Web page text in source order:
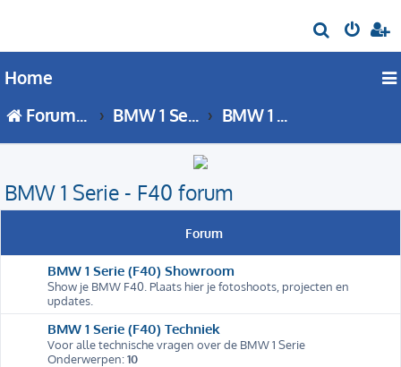
o
Home
Forumoverzicht
BMW 1 Serie BMW 1 Serie - F40 forum
BMW 1 Serie - F40 forum
Forum
BMW 1 Serie (F40) Showroom
Show je BMW F40. Plaats hier je fotoshoots, projecten en
updates.
BMW 1 Serie (F40) Techniek
Voor alle technische vragen over de BMW 1 Serie
Onderwerpen:10